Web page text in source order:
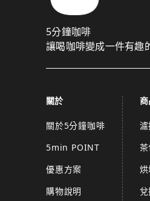
5分鐘咖啡
讓喝咖啡變成一件有趣
關於
關於5分鐘咖啡
5min POINT
優惠方案
購物說明